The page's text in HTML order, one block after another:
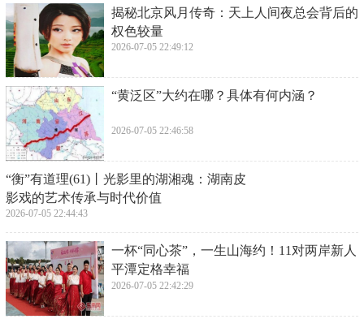
​揭秘北京风月传奇：天上人间夜总会背后的
权色较量
2026-07-05 22:49:12
​“黄泛区”大约在哪？具体有何内涵？
2026-07-05 22:46:58
​“衡”有道理(61)丨光影里的湖湘魂：湖南皮
影戏的艺术传承与时代价值
2026-07-05 22:44:43
​一杯“同心茶”，一生山海约！11对两岸新人
平潭定格幸福
2026-07-05 22:42:29